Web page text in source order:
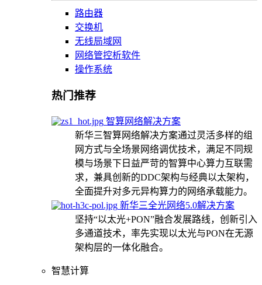
路由器
交换机
无线局域网
网络管控析软件
操作系统
热门推荐
智算网络解决方案
新华三智算网络解决方案通过灵活多样的组
网方式与全场景网络调优技术，满足不同规
模与场景下日益严苛的智算中心算力互联需
求，兼具创新的DDC架构与经典以太架构，
全面提升对多元异构算力的网络承载能力。
新华三全光网络5.0解决方案
坚持“以太光+PON”融合发展路线，创新引入
多通道技术，率先实现以太光与PON在无源
架构层的一体化融合。
智慧计算